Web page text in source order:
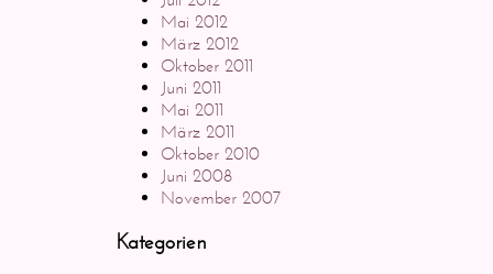
Mai 2012
März 2012
Oktober 2011
Juni 2011
Mai 2011
März 2011
Oktober 2010
Juni 2008
November 2007
Kategorien